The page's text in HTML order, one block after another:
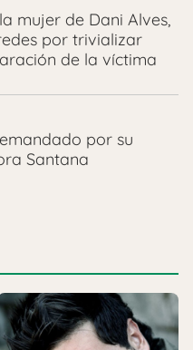
mujer de Dani Alves,
por trivializar
de la víctima
por su
Santana